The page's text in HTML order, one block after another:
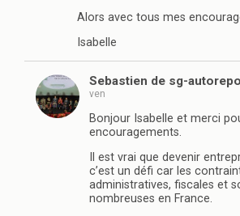
Alors avec tous mes
Isabelle
Sebastien de sg-
ven
Bonjour Isabelle et merci
encouragements.
Il est vrai que devenir
c’est un défi car les
administratives, fiscales et
nombreuses en France.